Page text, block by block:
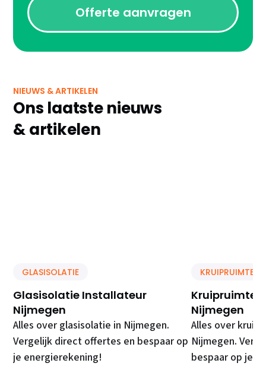
Offerte aanvragen
NIEUWS & ARTIKELEN
Ons laatste nieuws
& artikelen
GLASISOLATIE
Glasisolatie Installateur
Nijmegen
Alles over glasisolatie in Nijmegen.
Vergelijk direct offertes en bespaar op
je energierekening!
KRUIPRUIMTE
Kruipruimte
Nijmegen
Alles over
Nijmegen.
bespaar op je